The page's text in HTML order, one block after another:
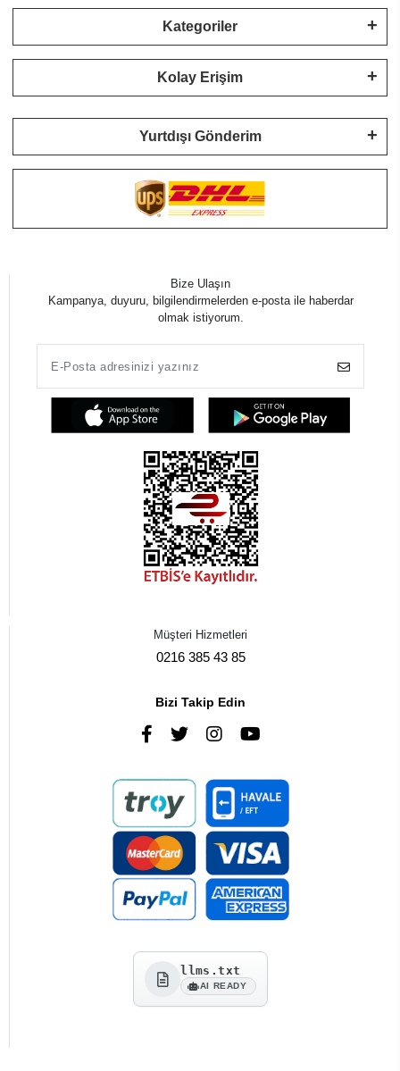
Kategoriler
Kolay Erişim
Yurtdışı Gönderim
Bize Ulaşın
Kampanya, duyuru, bilgilendirmelerden e-posta ile haberdar
olmak istiyorum.
Müşteri Hizmetleri
0216 385 43 85
Bizi Takip Edin
llms.txt
AI READY